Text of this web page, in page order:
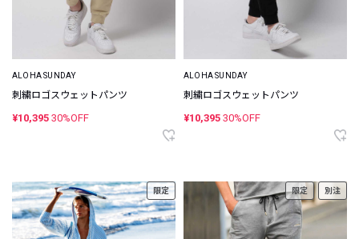
ALOHA SUNDAY
刺繍ロゴスウェットパンツ
¥10,395 30%OFF
ALOHA SUNDAY
刺繍ロゴスウェットパンツ
¥10,395 30%OFF
限定 限定 別注